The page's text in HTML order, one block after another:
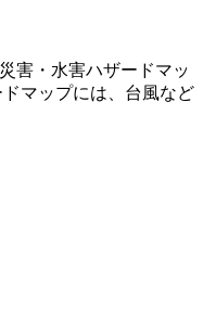
害・水害ハザードマッ
マップには、台風など